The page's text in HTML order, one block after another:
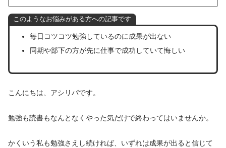
このようなお悩みがある方への記事です
毎日コツコツ勉強しているのに成果が出ない
同期や部下の方が先に仕事で成功していて悔しい
こんにちは、アシリパです。
勉強も読書もなんとなくやった気だけで終わってはいませんか。
かくいう私も勉強さえし続ければ、いずれは成果が出ると信じて